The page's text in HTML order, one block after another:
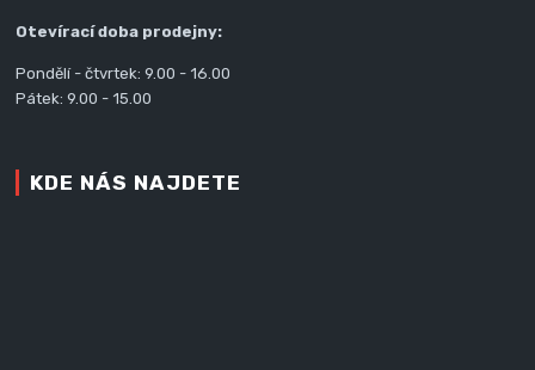
Otevírací doba prodejny:
Pondělí - čtvrtek: 9.00 - 16.00
Pátek: 9.00 - 15.00
KDE NÁS NAJDETE